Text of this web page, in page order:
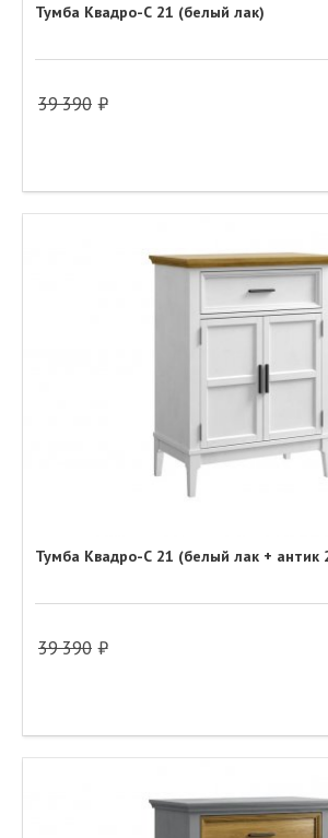
Тумба Квадро-С 21 (белый лак)
39 390
Тумба Квадро-С 21 (белый лак + антик
39 390